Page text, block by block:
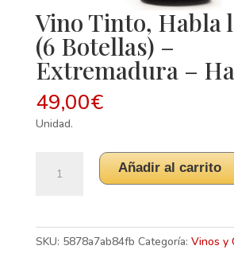
Vino Tinto, Habla
(6 Botellas) –
Extremadura –
49,00€
Unidad.
Tinto,
Tierra
Añadir al carrito
SKU: 5878a7ab84fb Categoría: Vinos y